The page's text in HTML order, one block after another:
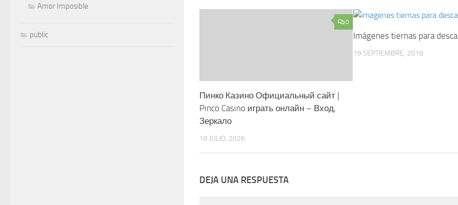
0
Пинко Казино Официальный сайт |
Pinco Casino играть онлайн – Вход,
Зеркало
10 JULIO, 2026
Imágenes tiernas para
19 SEPTIEMBRE, 2016
DEJA UNA RESPUESTA
Amor Imposible
public